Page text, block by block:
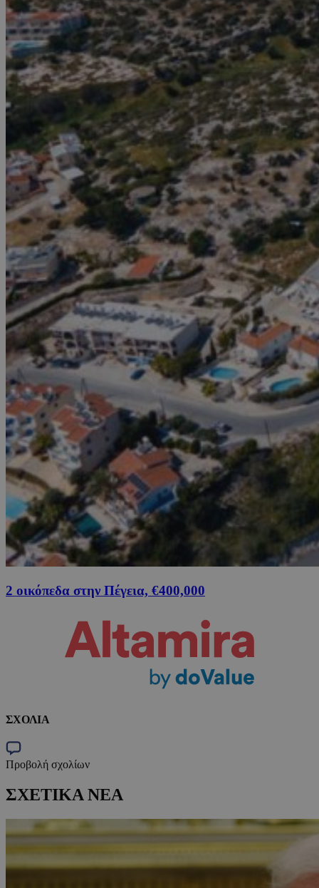
2 οικόπεδα στην Πέγεια, €400,000
ΣΧΟΛΙΑ
Προβολή σχολίων
ΣΧΕΤΙΚΑ ΝΕΑ